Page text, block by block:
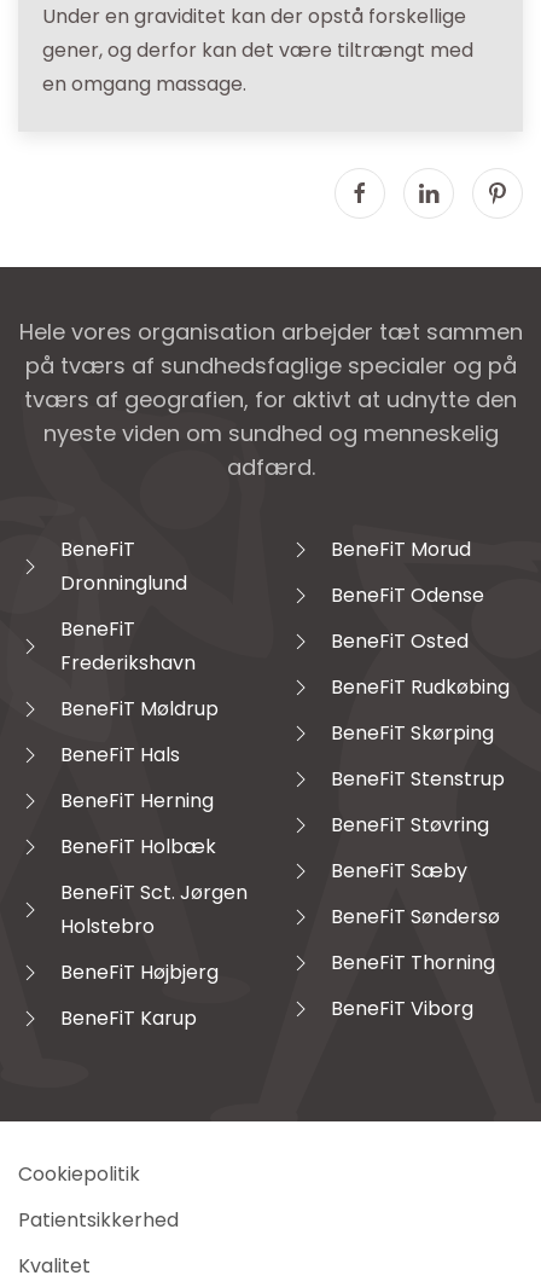
Under en graviditet kan der opstå forskellige
gener, og derfor kan det være tiltrængt med
en omgang massage.
Hele vores organisation arbejder tæt sammen
på tværs af sundhedsfaglige specialer og på
tværs af geografien, for aktivt at udnytte den
nyeste viden om sundhed og menneskelig
adfærd.
BeneFiT
Dronninglund
BeneFiT
Frederikshavn
BeneFiT Møldrup
BeneFiT Hals
BeneFiT Herning
BeneFiT Holbæk
BeneFiT Sct. Jørgen
Holstebro
BeneFiT Højbjerg
BeneFiT Karup
BeneFiT Morud
BeneFiT Odense
BeneFiT Osted
BeneFiT Rudkøbing
BeneFiT Skørping
BeneFiT Stenstrup
BeneFiT Støvring
BeneFiT Sæby
BeneFiT Søndersø
BeneFiT Thorning
BeneFiT Viborg
Cookiepolitik
Patientsikkerhed
Kvalitet